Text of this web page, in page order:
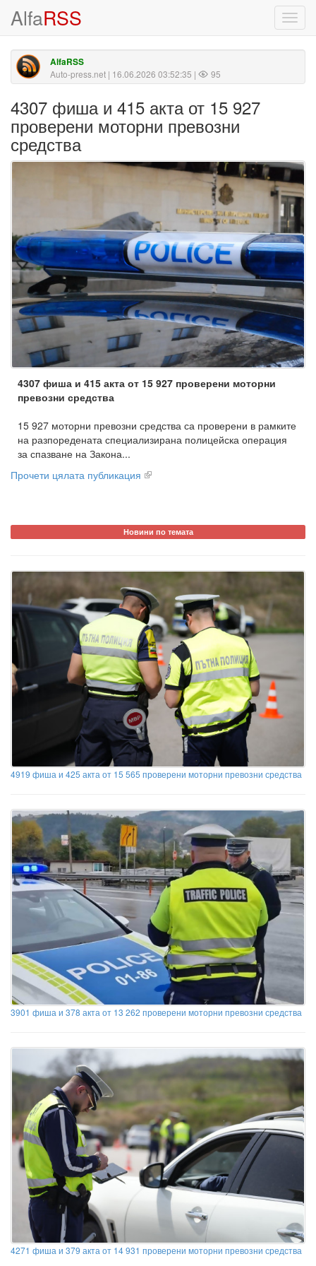
AlfaRSS
AlfaRSS
Auto-press.net | 16.06.2026 03:52:35 | 95
4307 фиша и 415 акта от 15 927
проверени моторни превозни
средства
4307 фиша и 415 акта от 15 927 проверени моторни
превозни средства
15 927 моторни превозни средства са проверени в рамките
на разпоредената специализирана полицейска операция
за спазване на Закона...
Прочети цялата публикация
Новини по темата
4919 фиша и 425 акта от 15 565 проверени моторни превозни средства
3901 фиша и 378 акта от 13 262 проверени моторни превозни средства
4271 фиша и 379 акта от 14 931 проверени моторни превозни средства